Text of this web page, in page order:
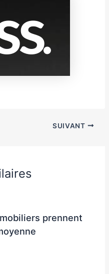
SUIVANT
prennent